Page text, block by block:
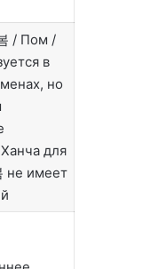
/ Пом /
в
но
для
не имеет